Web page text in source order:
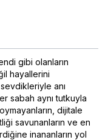
gibi olanların
hayallerini
anı
sabah aynı tutkuyla
dijitale
savunanların ve en
inananların yol